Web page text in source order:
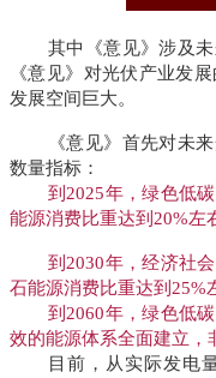
其中《意见》涉及
《意见》对光伏产业发
发展空间巨大。
《意见》首先对未
数量指标：
到2025年，绿色低
能源消费比重达到20%左
到2030年，经济社
石能源消费比重达到25%
到2060年，绿色低
效的能源体系全面建立，
目前，从实际发电